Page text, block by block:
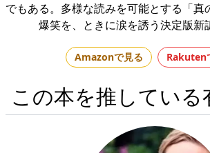
でもある。多様な読みを可能とする「真
爆笑を、ときに涙を誘う決定版新
Amazonで見る Rakuten
この本を推している